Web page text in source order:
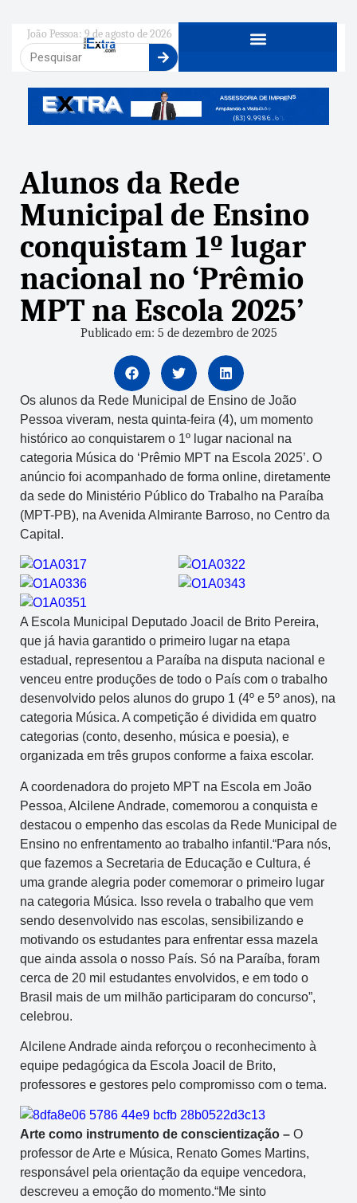
João Pessoa: 9 de agosto de 2026
Alunos da Rede
Municipal de Ensino
conquistam 1º lugar
nacional no ‘Prêmio
MPT na Escola 2025’
Publicado em: 5 de dezembro de 2025
Os alunos da Rede Municipal de Ensino de João
Pessoa viveram, nesta quinta-feira (4), um momento
histórico ao conquistarem o 1º lugar nacional na
categoria Música do ‘Prêmio MPT na Escola 2025’. O
anúncio foi acompanhado de forma online, diretamente
da sede do Ministério Público do Trabalho na Paraíba
(MPT-PB), na Avenida Almirante Barroso, no Centro da
Capital.
A Escola Municipal Deputado Joacil de Brito Pereira,
que já havia garantido o primeiro lugar na etapa
estadual, representou a Paraíba na disputa nacional e
venceu entre produções de todo o País com o trabalho
desenvolvido pelos alunos do grupo 1 (4º e 5º anos), na
categoria Música. A competição é dividida em quatro
categorias (conto, desenho, música e poesia), e
organizada em três grupos conforme a faixa escolar.
A coordenadora do projeto MPT na Escola em João
Pessoa, Alcilene Andrade, comemorou a conquista e
destacou o empenho das escolas da Rede Municipal de
Ensino no enfrentamento ao trabalho infantil.“Para nós,
que fazemos a Secretaria de Educação e Cultura, é
uma grande alegria poder comemorar o primeiro lugar
na categoria Música. Isso revela o trabalho que vem
sendo desenvolvido nas escolas, sensibilizando e
motivando os estudantes para enfrentar essa mazela
que ainda assola o nosso País. Só na Paraíba, foram
cerca de 20 mil estudantes envolvidos, e em todo o
Brasil mais de um milhão participaram do concurso”,
celebrou.
Alcilene Andrade ainda reforçou o reconhecimento à
equipe pedagógica da Escola Joacil de Brito,
professores e gestores pelo compromisso com o tema.
Arte como instrumento de conscientização – O
professor de Arte e Música, Renato Gomes Martins,
responsável pela orientação da equipe vencedora,
descreveu a emoção do momento.“Me sinto